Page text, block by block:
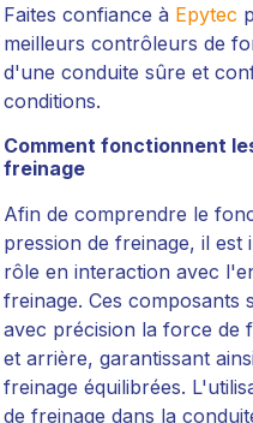
Faites confiance à Epytec
meilleurs contrôleurs de
d'une conduite sûre et
conditions.
Comment fonctionnent
freinage
Afin de comprendre le
pression de freinage, il
rôle en interaction avec
freinage. Ces composants
avec précision la force de
et arrière, garantissant
freinage équilibrées.
de freinage dans la